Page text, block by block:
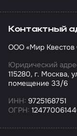
Контактный
ООО «Мир Квестов
Юридический
115280, г. Москва,
помещение 33/6
ИНН: 9725168751
ОГРН: